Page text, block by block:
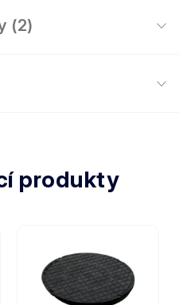
(2)
produkty